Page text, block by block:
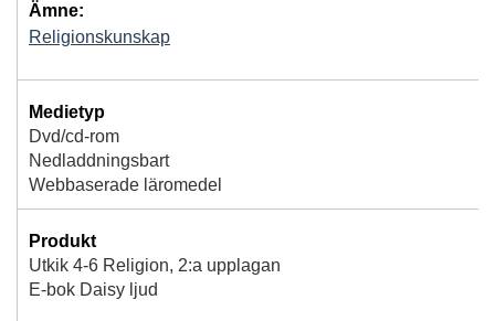
Ämne:
Religionskunskap
Medietyp
Dvd/cd-rom
Nedladdningsbart
Webbaserade läromedel
Produkt
Utkik 4-6 Religion, 2:a upplagan
E-bok Daisy ljud